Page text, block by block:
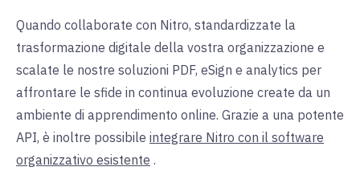
Quando collaborate con Nitro, standardizzate la
trasformazione digitale della vostra organizzazione e
scalate le nostre soluzioni PDF, eSign e analytics per
affrontare le sfide in continua evoluzione create da un
ambiente di apprendimento online. Grazie a una potente
API, è inoltre possibile integrare Nitro con il software
organizzativo esistente .